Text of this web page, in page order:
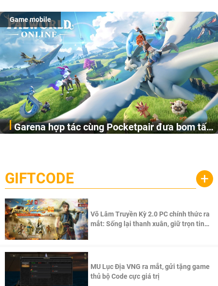
Game mobile
Garena hợp tác cùng Pocketpair đưa bom tấn
cầu, theo giấy phép chính thức từ công ty game Nhật Bản
Pocketpair, Inc.
GIFTCODE +
Võ Lâm Truyền Kỳ 2.0 PC chính thức ra
mắt: Sống lại thanh xuân, giữ trọn tinh
MU Lục Địa VNG ra mắt, gửi tặng game
thủ bộ Code cực giá trị